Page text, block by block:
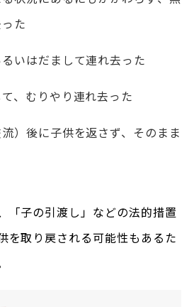
た
いはだまして連れ去った
、むりやり連れ去った
）後に子供を返さず、そのまま
「子の引渡し」などの法的措置
を取り戻される可能性もあるた